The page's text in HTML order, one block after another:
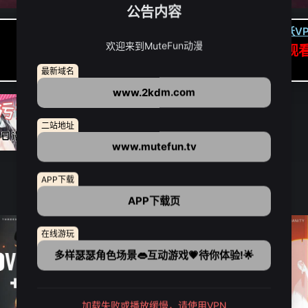
下载虎跃
APP高速专线可前往APP观
公告内容
欢迎来到MuteFun动漫
最新域名
www.2kdm.com
二站地址
www.mutefun.tv
APP下载
APP下载页
在线游玩
多样瑟瑟角色场景👄互动游戏💗待你体验!🌟
加载失败或播放缓慢，请使用VPN